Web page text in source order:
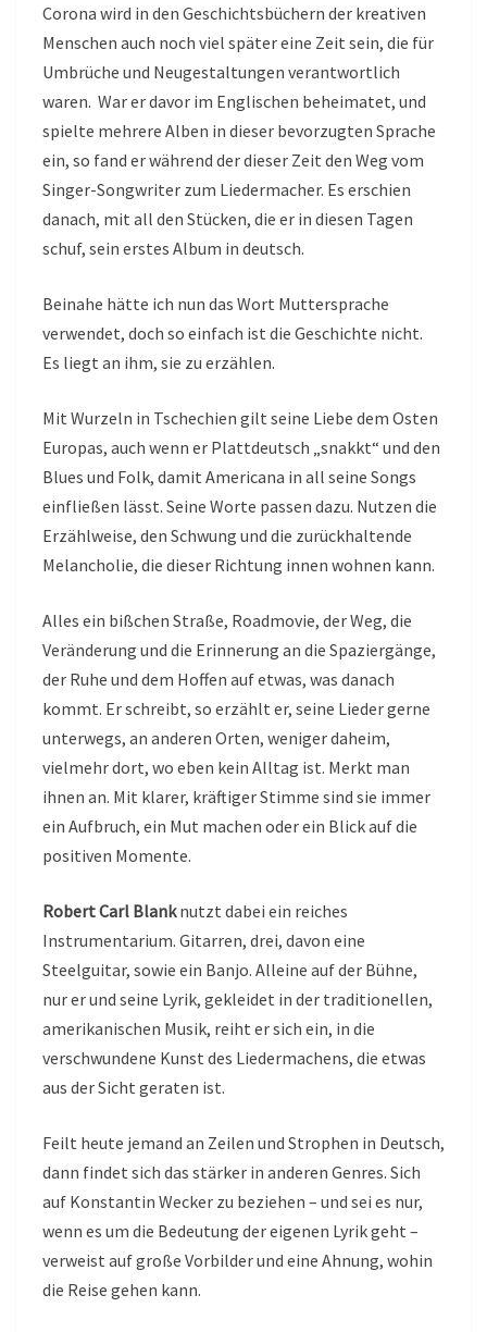
Corona wird in den Geschichtsbüchern der kreativen
Menschen auch noch viel später eine Zeit sein, die für
Umbrüche und Neugestaltungen verantwortlich
waren. War er davor im Englischen beheimatet, und
spielte mehrere Alben in dieser bevorzugten Sprache
ein, so fand er während der dieser Zeit den Weg vom
Singer-Songwriter zum Liedermacher. Es erschien
danach, mit all den Stücken, die er in diesen Tagen
schuf, sein erstes Album in deutsch.
Beinahe hätte ich nun das Wort Muttersprache
verwendet, doch so einfach ist die Geschichte nicht.
Es liegt an ihm, sie zu erzählen.
Mit Wurzeln in Tschechien gilt seine Liebe dem Osten
Europas, auch wenn er Plattdeutsch „snakkt“ und den
Blues und Folk, damit Americana in all seine Songs
einfließen lässt. Seine Worte passen dazu. Nutzen die
Erzählweise, den Schwung und die zurückhaltende
Melancholie, die dieser Richtung innen wohnen kann.
Alles ein bißchen Straße, Roadmovie, der Weg, die
Veränderung und die Erinnerung an die Spaziergänge,
der Ruhe und dem Hoffen auf etwas, was danach
kommt. Er schreibt, so erzählt er, seine Lieder gerne
unterwegs, an anderen Orten, weniger daheim,
vielmehr dort, wo eben kein Alltag ist. Merkt man
ihnen an. Mit klarer, kräftiger Stimme sind sie immer
ein Aufbruch, ein Mut machen oder ein Blick auf die
positiven Momente.
Robert Carl Blanknutzt dabei ein reiches
Instrumentarium. Gitarren, drei, davon eine
Steelguitar, sowie ein Banjo. Alleine auf der Bühne,
nur er und seine Lyrik, gekleidet in der traditionellen,
amerikanischen Musik, reiht er sich ein, in die
verschwundene Kunst des Liedermachens, die etwas
aus der Sicht geraten ist.
Feilt heute jemand an Zeilen und Strophen in Deutsch,
dann findet sich das stärker in anderen Genres. Sich
auf Konstantin Wecker zu beziehen – und sei es nur,
wenn es um die Bedeutung der eigenen Lyrik geht –
verweist auf große Vorbilder und eine Ahnung, wohin
die Reise gehen kann.